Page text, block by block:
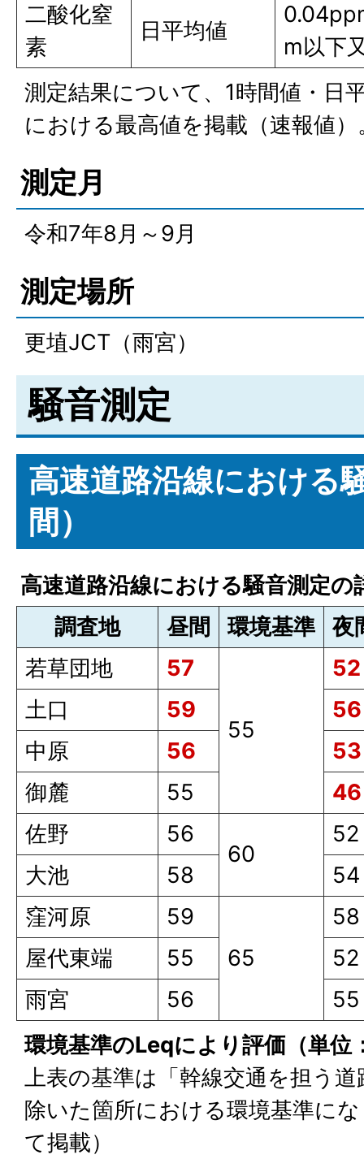
二酸化窒
素
日平均値
m以下
測定結果について、1時間値・日
における最高値を掲載（速報値）
測定月
令和7年8月～9月
測定場所
更埴JCT（雨宮）
騒音測定
高速道路沿線における
間）
高速道路沿線における騒音測定の
調査地
昼間 環境基準
夜
若草団地
57
55
52
土口
59
56
中原
56
53
御麓
55
46
佐野
56
60
52
大池
58
54
窪河原
59
65
58
屋代東端
55
52
雨宮
56
55
環境基準のLeqにより評価（単位
上表の基準は「幹線交通を担う
除いた箇所における環境基準に
て掲載）